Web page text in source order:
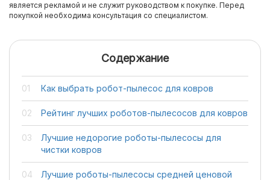
является рекламой и не служит руководством к покупке. Перед
покупкой необходима консультация со специалистом.
Содержание
Как выбрать робот-пылесос для ковров
Рейтинг лучших роботов-пылесосов для ковров
Лучшие недорогие роботы-пылесосы для
чистки ковров
Лучшие роботы-пылесосы средней ценовой